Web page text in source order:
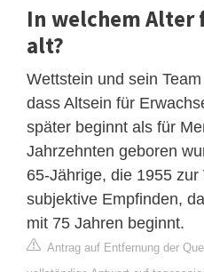
In welchem Alter
alt?
Wettstein und sein
dass Altsein für
später beginnt als für
Jahrzehnten geboren
65-Jährige, die 1955
subjektive Empfinden,
mit 75 Jahren beginnt.
Antrag auf Entfernung der